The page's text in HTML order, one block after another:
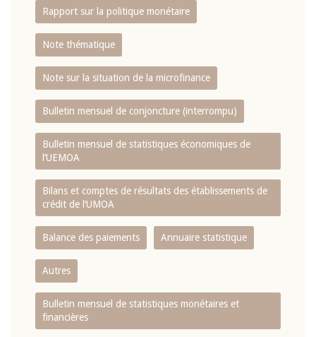
Rapport sur la politique monétaire
Note thématique
Note sur la situation de la microfinance
Bulletin mensuel de conjoncture (interrompu)
Bulletin mensuel de statistiques économiques de
l‘UEMOA
Bilans et comptes de résultats des établissements de
crédit de l‘UMOA
Balance des paiements Annuaire statistique
Autres
Bulletin mensuel de statistiques monétaires et
financières